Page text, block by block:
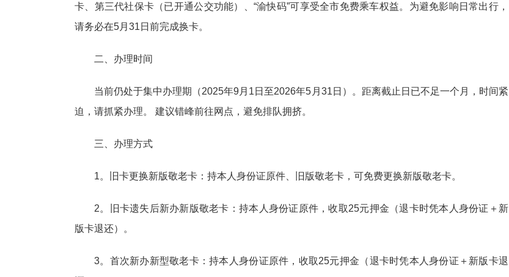
卡、第三代社保卡（已开通公交功能）、“渝快码”可享受全市免费乘车权益。为避免影响日常出行，
请务必在5月31日前完成换卡。
‌二、办理时间
当前仍处于集中办理期（2025年9月1日至2026年5月31日）。‌距离截止日已不足一个月，时间紧
迫，请抓紧办理。‌ 建议错峰前往网点，避免排队拥挤。
三、办理方式
1。旧卡更换新版敬老卡：持本人身份证原件、旧版敬老卡，可免费更换新版敬老卡。
2。旧卡遗失后新办新版敬老卡：持本人身份证原件，收取25元押金（退卡时凭本人身份证＋新
版卡退还）。
3。首次新办新型敬老卡：持本人身份证原件，收取25元押金（退卡时凭本人身份证＋新版卡退